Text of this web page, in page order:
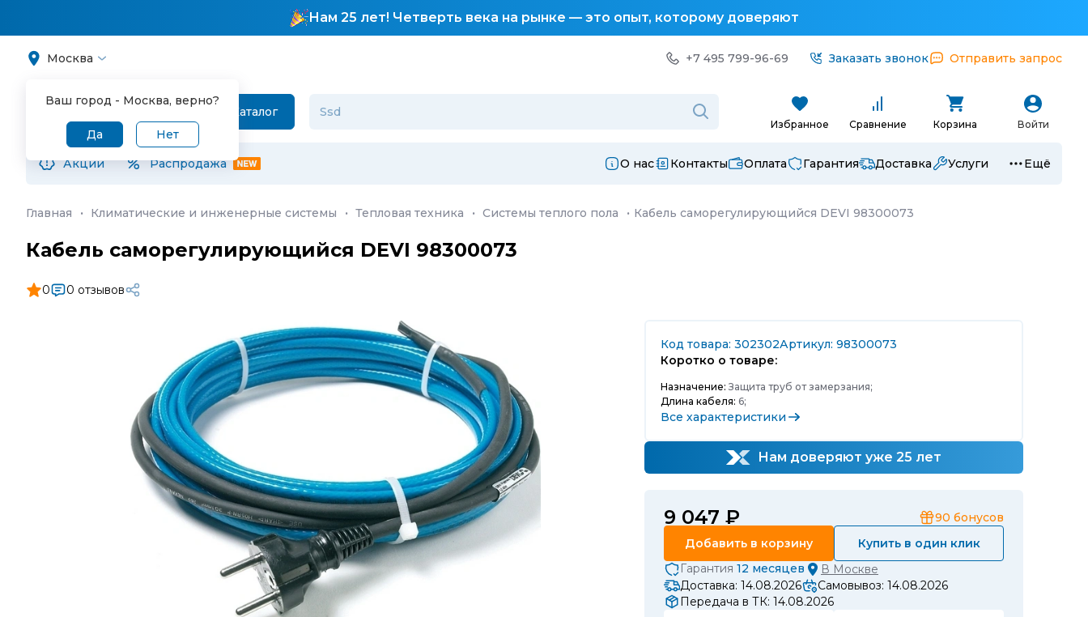
Нам 25 лет! Четверть века на рынке — это опыт, которому доверяют
Москва
Ваш город - Москва, верно?
Да Нет
+7 495 799-96-69 Заказать звонок Отправить запрос
Каталог
Избранное Сравнение Корзина Войти
Акции Распродажа О нас Контакты Оплата Гарантия Доставка Услуги Ещё
Главная · Климатические и инженерные системы · Тепловая техника · Системы теплого пола · Кабель саморегулирующийся DEVI 98300073
Кабель саморегулирующийся DEVI 98300073
0 0 отзывов
Код товара: 302302Артикул: 98300073
Коротко о товаре:
Назначение: Защита труб от замерзания;
Длина кабеля: 6;
Все характеристики
Нам доверяют уже 25 лет
9 047 ₽ 90 бонусов
Добавить в корзину
Купить в один клик
Гарантия 12 месяцев В Москве
Доставка: 14.08.2026
Самовывоз: 14.08.2026
Передача в ТК: 14.08.2026